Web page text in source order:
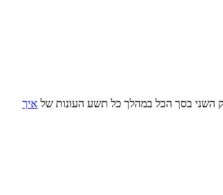
השני בסך הכל במהלך כל תשע העונות של איך